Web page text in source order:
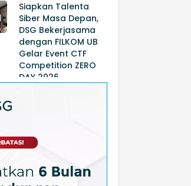
Siapkan Talenta
Siber Masa Depan,
DSG Bekerjasama
dengan FILKOM UB
Gelar Event CTF
Competition ZERO
DAY 2026